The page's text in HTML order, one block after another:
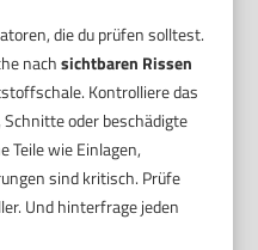
die du prüfen solltest.
nachsichtbaren Rissen
Kontrolliere das
oder beschädigte
Teile wie Einlagen,
sind kritisch. Prüfe
Und hinterfrage jeden